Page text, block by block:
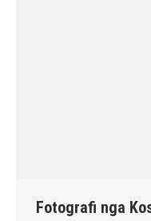
Fotografi nga